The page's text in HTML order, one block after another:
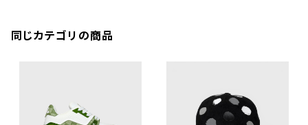
同じカテゴリの商品